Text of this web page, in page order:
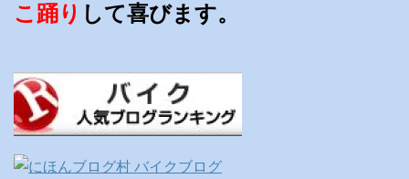
こ踊り して喜びます。